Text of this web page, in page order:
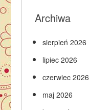
Archiwa
sierpień 2026
lipiec 2026
czerwiec 2026
maj 2026